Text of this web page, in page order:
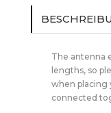
The antenna
lengths, so
when placing
connected